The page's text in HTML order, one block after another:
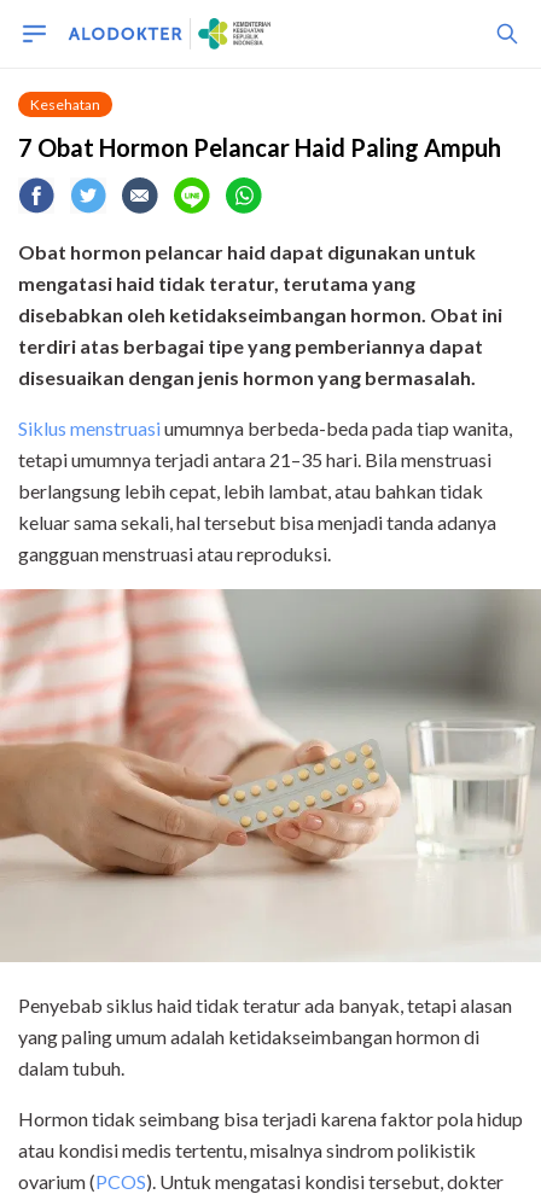
Kesehatan
7 Obat Hormon Pelancar Haid Paling Ampuh
Obat hormon pelancar haid dapat digunakan untuk
mengatasi haid tidak teratur, terutama yang
disebabkan oleh ketidakseimbangan hormon. Obat ini
terdiri atas berbagai tipe yang pemberiannya dapat
disesuaikan dengan jenis hormon yang bermasalah.
Siklus menstruasiumumnya berbeda-beda pada tiap wanita,
tetapi umumnya terjadi antara 21–35 hari. Bila menstruasi
berlangsung lebih cepat, lebih lambat, atau bahkan tidak
keluar sama sekali, hal tersebut bisa menjadi tanda adanya
gangguan menstruasi atau reproduksi.
Penyebab siklus haid tidak teratur ada banyak, tetapi alasan
yang paling umum adalah ketidakseimbangan hormon di
dalam tubuh.
Hormon tidak seimbang bisa terjadi karena faktor pola hidup
atau kondisi medis tertentu, misalnya sindrom polikistik
ovarium (PCOS). Untuk mengatasi kondisi tersebut, dokter